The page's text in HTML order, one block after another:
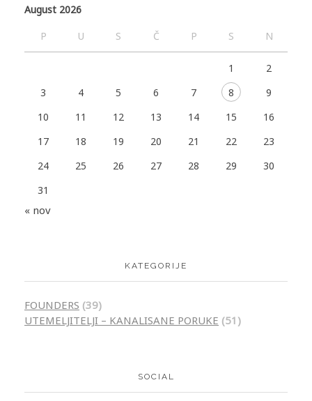
August 2026
P
U S Č P S N
1
2
3
4 5 6 7 8
9
10
11 12 13 14 15
16
17
18 19 20 21 22
23
24
25 26 27 28 29
30
31
« nov
KATEGORIJE
FOUNDERS (39)
UTEMELJITELJI – KANALISANE PORUKE (51)
SOCIAL